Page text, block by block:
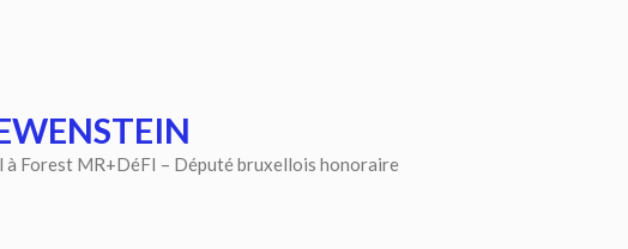
à Forest MR+DéFI – Député bruxellois honoraire